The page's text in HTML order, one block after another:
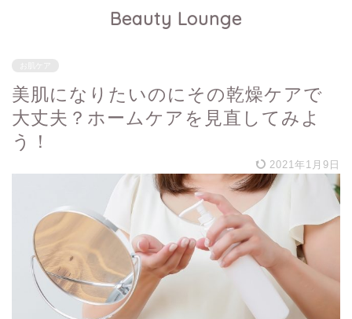
Beauty Lounge
美肌になりたいのにその乾燥ケアで
大丈夫？ホームケアを見直してみよ
う！
2021年1月9日